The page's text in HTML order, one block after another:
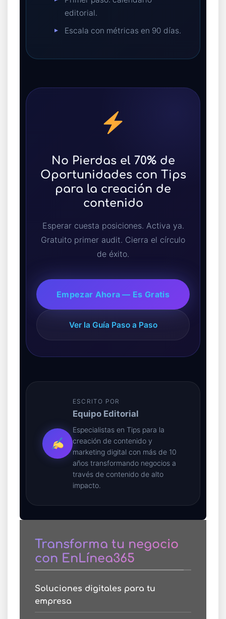
editorial.
Escala con métricas en 90 días.
No Pierdas el 70% de
Oportunidades con Tips
para la creación de
contenido
Esperar cuesta posiciones. Activa ya.
Gratuito primer audit. Cierra el círculo
de éxito.
Empezar Ahora — Es Gratis
Ver la Guía Paso a Paso
ESCRITO POR
Equipo Editorial
Especialistas en Tips para la
creación de contenido y
marketing digital con más de 10
años transformando negocios a
través de contenido de alto
impacto.
Transforma tu negocio
con EnLínea365
Soluciones digitales para tu
empresa